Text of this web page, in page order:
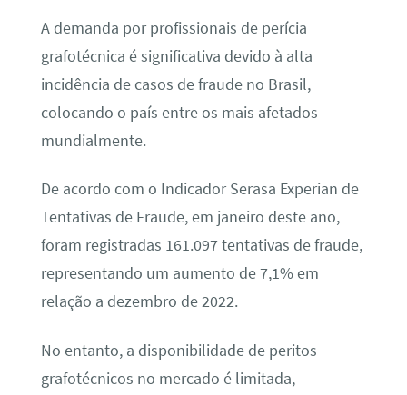
A demanda por profissionais de perícia
grafotécnica é significativa devido à alta
incidência de casos de fraude no Brasil,
colocando o país entre os mais afetados
mundialmente.
De acordo com o Indicador Serasa Experian de
Tentativas de Fraude, em janeiro deste ano,
foram registradas 161.097 tentativas de fraude,
representando um aumento de 7,1% em
relação a dezembro de 2022.
No entanto, a disponibilidade de peritos
grafotécnicos no mercado é limitada,